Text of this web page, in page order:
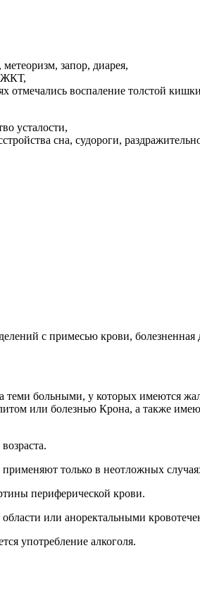
запор, диарея,
ЖКТ,
воспаление толстой кишки
усталости,
сна, судороги,
с примесью крови, болезненная
теми больными, у которых имеются
или болезнью Крона, а также
только в неотложных
периферической крови.
или аноректальными
употребление алкоголя.